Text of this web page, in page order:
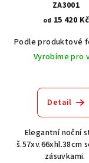
ZA3001
od 15 420 Kč
Podle produktové
Vyrobíme pro
Detail
Elegantní noční
š.57xv.66xhl.38cm
zásuvkami.